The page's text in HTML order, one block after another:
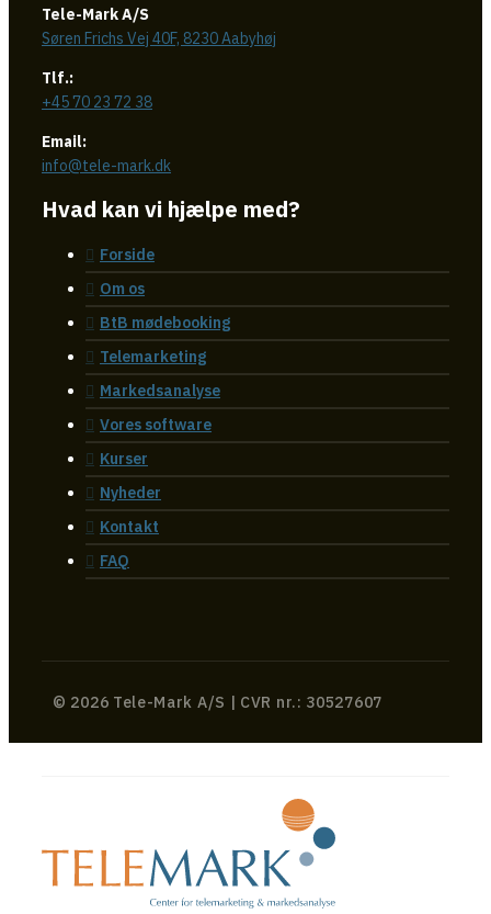
Tele-Mark A/S
Søren Frichs Vej 40F, 8230 Aabyhøj
Tlf.:
+45 70 23 72 38
Email:
info@tele-mark.dk
Hvad kan vi hjælpe med?
Forside
Om os
BtB mødebooking
Telemarketing
Markedsanalyse
Vores software
Kurser
Nyheder
Kontakt
FAQ
© 2026 Tele-Mark A/S | CVR nr.: 30527607